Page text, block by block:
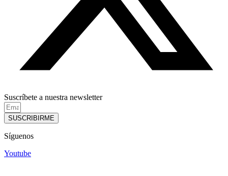
Suscríbete a nuestra newsletter
SUSCRIBIRME
Síguenos
Youtube